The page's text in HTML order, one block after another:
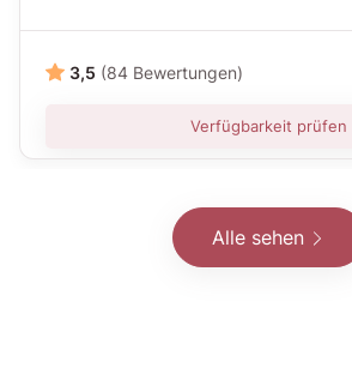
3,5 (84 Bewertungen)
Verfügbarkeit prüfen
Alle sehen